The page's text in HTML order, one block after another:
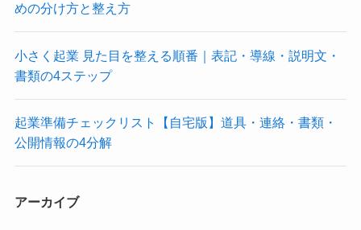
めの分け方と整え方
小さく起業 見た目を整える順番｜表記・導線・説明文・
書類の4ステップ
起業準備チェックリスト【自宅版】道具・連絡・書類・
公開情報の4分解
アーカイブ